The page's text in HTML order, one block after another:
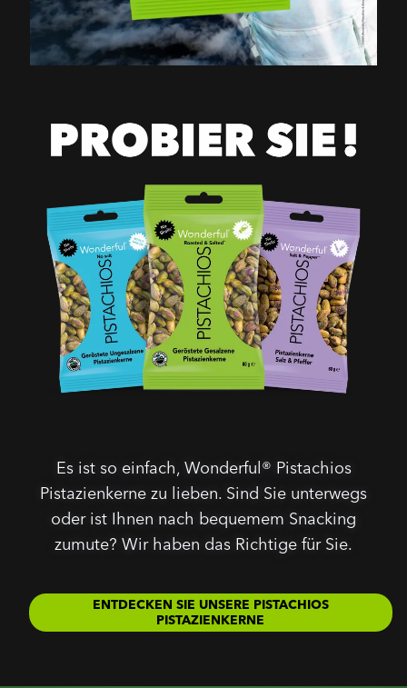
Es ist so einfach, Wonderful® Pistachios
Pistazienkerne zu lieben. Sind Sie unterwegs
oder ist Ihnen nach bequemem Snacking
zumute? Wir haben das Richtige für Sie.
ENTDECKEN SIE UNSERE PISTACHIOS
PISTAZIENKERNE